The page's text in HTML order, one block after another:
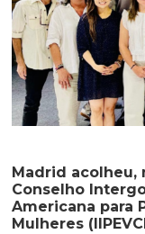
Madrid acolheu,
Conselho
Americana para
Mulheres